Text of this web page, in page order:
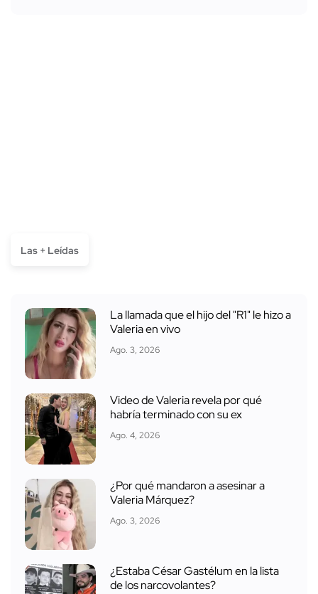
Las + Leídas
La llamada que el hijo del "R1" le hizo a
Valeria en vivo
Ago. 3, 2026
Video de Valeria revela por qué
habría terminado con su ex
Ago. 4, 2026
¿Por qué mandaron a asesinar a
Valeria Márquez?
Ago. 3, 2026
¿Estaba César Gastélum en la lista
de los narcovolantes?